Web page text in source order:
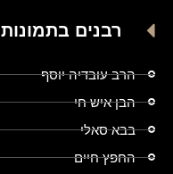
רבנים בתמונות
הרב עובדיה יוסף
הבן איש חי
בבא סאלי
החפץ חיים